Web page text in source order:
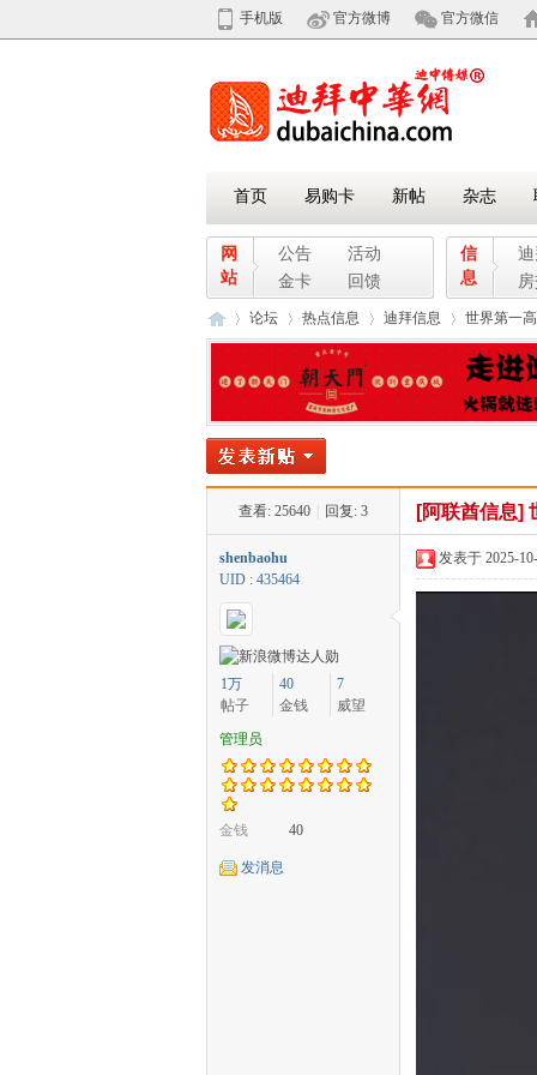
手机版 官方微博 官方微信
首页 易购卡 新帖 杂志
网
站
公告
活动
金卡
回馈
信
息
迪
中
»
论坛
›
热点信息
›
迪拜信息
›
世界第一
查看: 25640 回复: 3 [阿联酋信息]
shenbaohu
UID : 435464
1万
帖子
40
金钱
7
威望
管理员
金钱 40
发消息
发表于 2025-